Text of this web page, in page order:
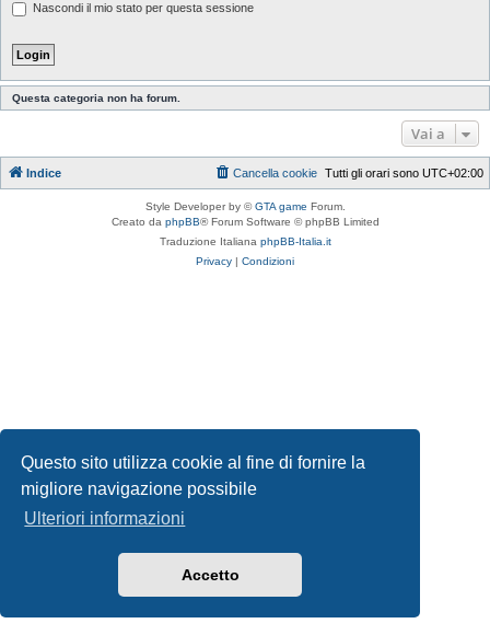
Questo sito utilizza cookie al fine di fornire la
migliore navigazione possibile
Ulteriori informazioni
Accetto
Nascondi il mio stato per questa sessione
Questa categoria non ha forum.
Vai a
Indice Tutti gli orari sono UTC+02:00
Cancella cookie
Style Developer by ©GTA game Forum.
Creato da phpBB® Forum Software © phpBB Limited
Traduzione Italiana phpBB-Italia.it
Privacy | Condizioni